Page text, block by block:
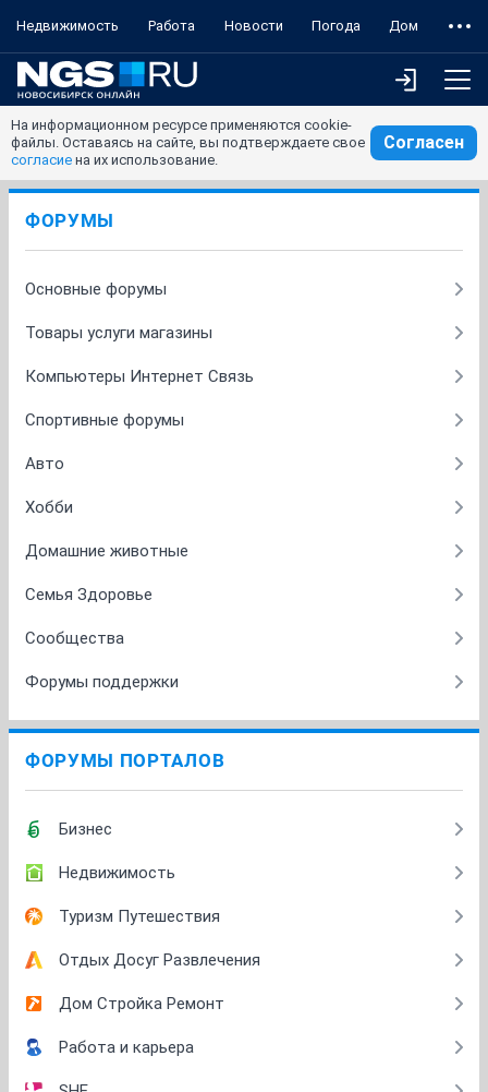
Недвижимость Работа Новости Погода Дом
На информационном ресурсе применяются cookie-
файлы. Оставаясь на сайте, вы подтверждаете свое
согласие на их использование.
Согласен
ФОРУМЫ
Основные форумы
Товары услуги магазины
Компьютеры Интернет Связь
Спортивные форумы
Авто
Хобби
Домашние животные
Семья Здоровье
Сообщества
Форумы поддержки
ФОРУМЫ ПОРТАЛОВ
Бизнес
Недвижимость
Туризм Путешествия
Отдых Досуг Развлечения
Дом Стройка Ремонт
Работа и карьера